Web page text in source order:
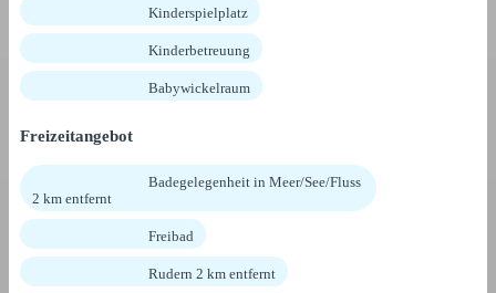
Kinderspielplatz
Kinderbetreuung
Babywickelraum
Freizeitangebot
Badegelegenheit in Meer/See/Fluss
2 km entfernt
Freibad
Rudern 2 km entfernt